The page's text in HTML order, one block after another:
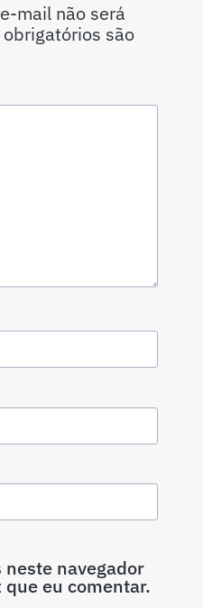
mail não será
obrigatórios são
navegador
eu comentar.